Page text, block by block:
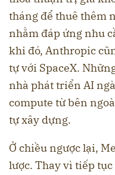
tháng để thuê thêm
nhằm đáp ứng nhu
khi đó, Anthropic
tự với SpaceX.
nhà phát triển AI
compute từ bên
tự xây dựng.
Ở chiều ngược lại,
lược. Thay vì tiếp